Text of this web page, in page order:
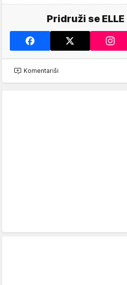
Pridruži se
Komentariši